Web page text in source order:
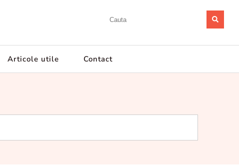
Articole utile Contact